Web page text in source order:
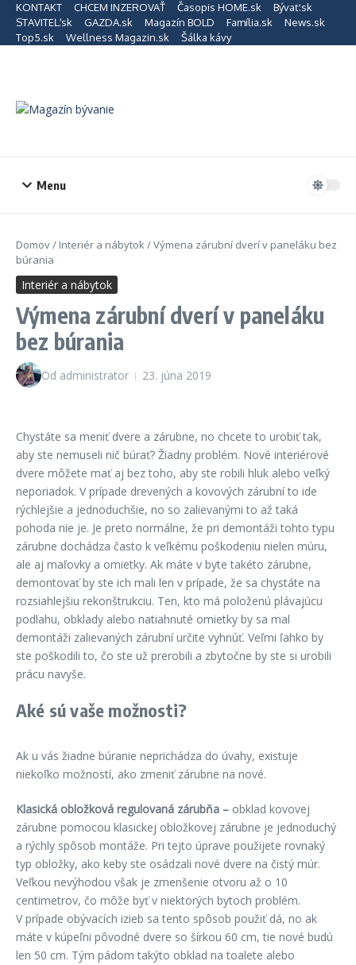
Preskočiť na obsah
KONTAKT CHCEM INZEROVAŤ Časopis HOME.sk
Bývať.sk
STAVITEĽ.sk
GAZDA.sk Magazín BOLD Família.sk
News.sk
Top5.sk
Wellness Magazin.sk Šálka kávy
Menu
Domov/ Interiér a nábytok/Výmena zárubní dverí v paneláku bez
búrania
Interiér a nábytok
Výmena zárubní dverí v paneláku
bez búrania
Od administrator 23. júna 2019
Chystáte sa meniť dvere a zárubne, no chcete to urobiť tak,
aby ste nemuseli nič búrať? Žiadny problém. Nové interiérové
dvere môžete mať aj bez toho, aby ste robili hluk alebo veľký
neporiadok. V prípade drevených a kovových zárubní to ide
rýchlejšie a jednoduchšie, no so zalievanými to až taká
pohoda nie je. Je preto normálne, že pri demontáži tohto typu
zárubne dochádza často k veľkému poškodeniu nielen múru,
ale aj maľovky a omietky. Ak máte v byte takéto zárubne,
demontovať by ste ich mali len v prípade, že sa chystáte na
rozsiahlejšiu rekonštrukciu. Ten, kto má položenú plávajúcu
podlahu, obklady alebo natiahnuté omietky by sa mal
demontáži zalievaných zárubní určite vyhnúť. Veľmi ľahko by
ste poškodili to, čo ste už prerobili a zbytočne by ste si urobili
prácu navyše.
Aké sú vaše možnosti?
Ak u vás žiadne búranie neprichádza do úvahy, existuje
niekoľko možností, ako zmeniť zárubne na nové.
Klasická obložková regulovaná zárubňa – obklad kovovej
zárubne pomocou klasickej obložkovej zárubne je jednoduchý
a rýchly spôsob montáže. Pri tejto úprave použijete rovnaký
typ obložky, ako keby ste osádzali nové dvere na čistý múr.
Veľkou nevýhodou však je zmenšenie otvoru až o 10
centimetrov, čo môže byť v niektorých bytoch problém.
V prípade obývacích izieb sa tento spôsob použiť dá, no ak
máte v kúpeľni pôvodné dvere so šírkou 60 cm, tie nové budú
len 50 cm. Tým pádom takýto obklad na toalete alebo